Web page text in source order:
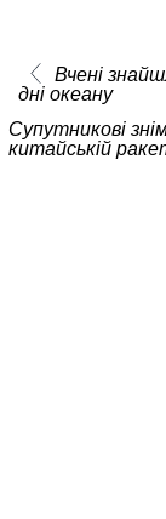
Вчені
дні океану
Супутникові
китайській